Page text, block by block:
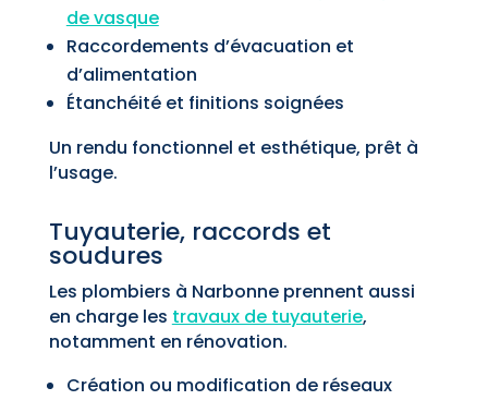
de vasque
Raccordements d’évacuation et
d’alimentation
Étanchéité et finitions soignées
Un rendu fonctionnel et esthétique, prêt à
l’usage.
Tuyauterie, raccords et
soudures
Les plombiers à Narbonne prennent aussi
en charge les travaux de tuyauterie,
notamment en rénovation.
Création ou modification de réseaux